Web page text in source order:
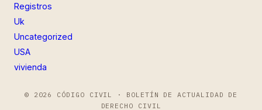
Registros
Uk
Uncategorized
USA
vivienda
© 2026 CÓDIGO CIVIL · BOLETÍN DE ACTUALIDAD DE
DERECHO CIVIL